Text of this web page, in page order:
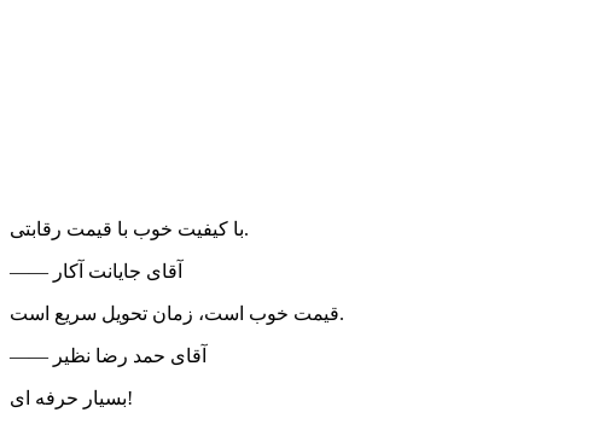
با کیفیت خوب با قیمت رقابتی.
—— آقای جایانت آکار
قیمت خوب است، زمان تحویل سریع است.
—— آقای حمد رضا نظیر
بسیار حرفه ای!